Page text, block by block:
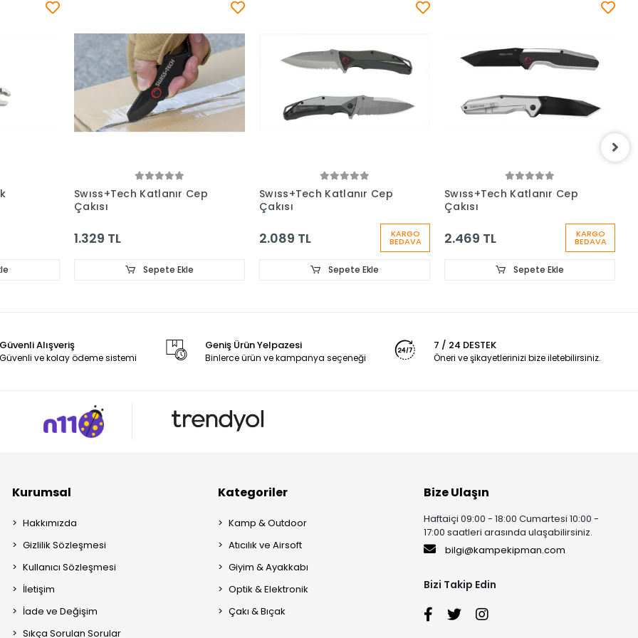
Swıss+Tech Katlanır Cep
Çakısı
1.329 TL
Sepete Ekle
Swıss+Tech Katlanır Cep
Çakısı
2.089 TL KARGO
BEDAVA
Sepete Ekle
Swıss+Tech Katlanır Cep
Çakısı
2.469 TL KARGO
BEDAVA
Sepete Ekle
Güvenli Alışveriş
Güvenli ve kolay ödeme sistemi
Geniş Ürün Yelpazesi
Binlerce ürün ve kampanya seçeneği
7 / 24 DESTEK
Öneri ve şikayetlerinizi bize iletebilirsiniz.
Kurumsal
Hakkımızda
Gizlilik Sözleşmesi
Kullanıcı Sözleşmesi
İletişim
İade ve Değişim
Sıkça Sorulan Sorular
Kategoriler
Kamp & Outdoor
Atıcılık ve Airsoft
Giyim & Ayakkabı
Optik & Elektronik
Çakı & Bıçak
Bize Ulaşın
Haftaiçi 09:00 - 18:00 Cumartesi 10:00 -
17:00 saatleri arasında ulaşabilirsiniz.
bilgi@kampekipman.com
Bizi Takip Edin